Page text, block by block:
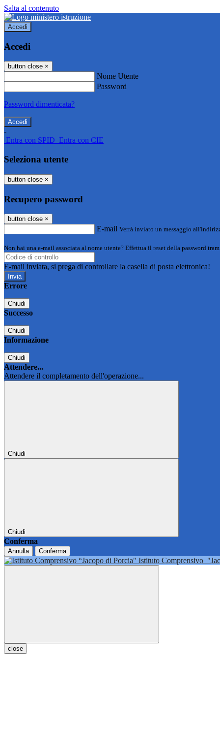
Salta al contenuto
Accedi
Accedi
button close ×
Nome Utente
Password
Password dimenticata?
-
Entra con SPID Entra con CIE
Seleziona utente
button close ×
Recupero password
button close ×
E-mail Verrà inviato un messaggio
Non hai una e-mail associata al nome utente? Effettua il reset della password
E-mail inviata, si prega di controllare la casella di posta elettronica!
Errore
Chiudi
Successo
Chiudi
Informazione
Chiudi
Attendere...
Attendere il completamento dell'operazione...
Chiudi
Chiudi
Conferma
Annulla Conferma
Istituto Comprensivo
close